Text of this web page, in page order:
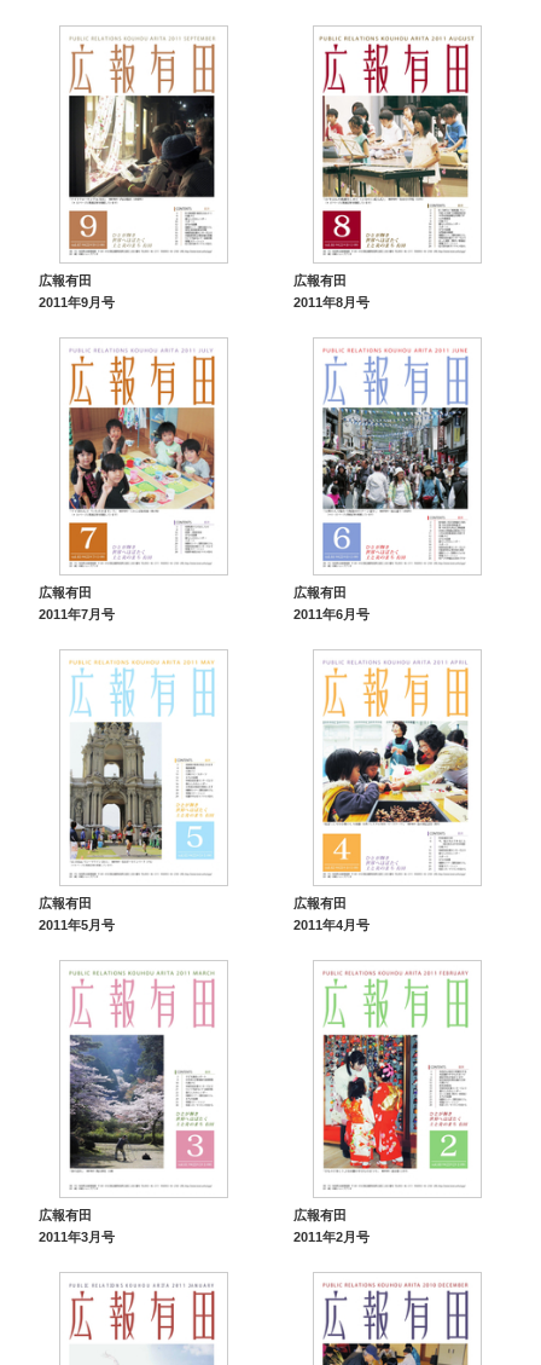
広報有田
2011年9月号
広報有田
2011年8月号
広報有田
2011年7月号
広報有田
2011年6月号
広報有田
2011年5月号
広報有田
2011年4月号
広報有田
2011年3月号
広報有田
2011年2月号